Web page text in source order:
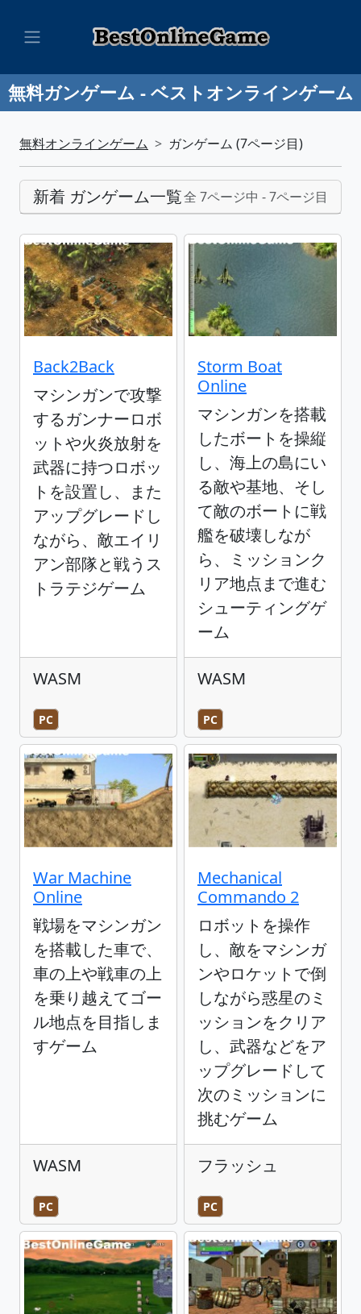
無料ガンゲーム - ベストオンラインゲーム
無料オンラインゲーム ガンゲーム (7ページ目)
新着 ガンゲーム一覧全 7ページ中 - 7ページ目
Back2Back
マシンガンで攻撃
するガンナーロボ
ットや火炎放射を
武器に持つロボッ
トを設置し、また
アップグレードし
ながら、敵エイリ
アン部隊と戦うス
トラテジゲーム
WASM
PC
Storm Boat
Online
マシンガンを搭載
したボートを操縦
し、海上の島にい
る敵や基地、そし
て敵のボートに戦
艦を破壊しなが
ら、ミッションク
リア地点まで進む
シューティングゲ
ーム
WASM
PC
War Machine
Online
戦場をマシンガン
を搭載した車で、
車の上や戦車の上
を乗り越えてゴー
ル地点を目指しま
すゲーム
WASM
PC
Mechanical
Commando 2
ロボットを操作
し、敵をマシンガ
ンやロケットで倒
しながら惑星のミ
ッションをクリア
し、武器などをア
ップグレードして
次のミッションに
挑むゲーム
フラッシュ
PC